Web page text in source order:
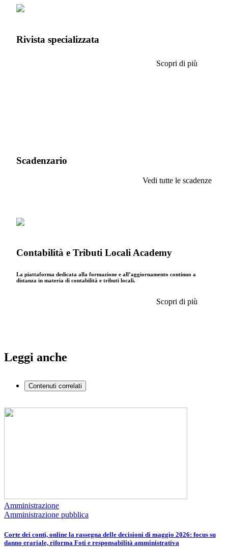
Rivista specializzata
Scopri di più
Scadenzario
Vedi tutte le scadenze
Contabilità e Tributi Locali Academy
La piattaforma dedicata alla formazione e all’aggiornamento continuo a
distanza in materia di contabilità e tributi locali.
Scopri di più
Leggi anche
Contenuti correlati
Amministrazione
Amministrazione pubblica
Corte dei conti, online la rassegna delle decisioni di maggio 2026: focus su
danno erariale, riforma Foti e responsabilità amministrativa